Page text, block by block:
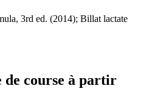
3rd ed. (2014); Billat lactate
course à partir